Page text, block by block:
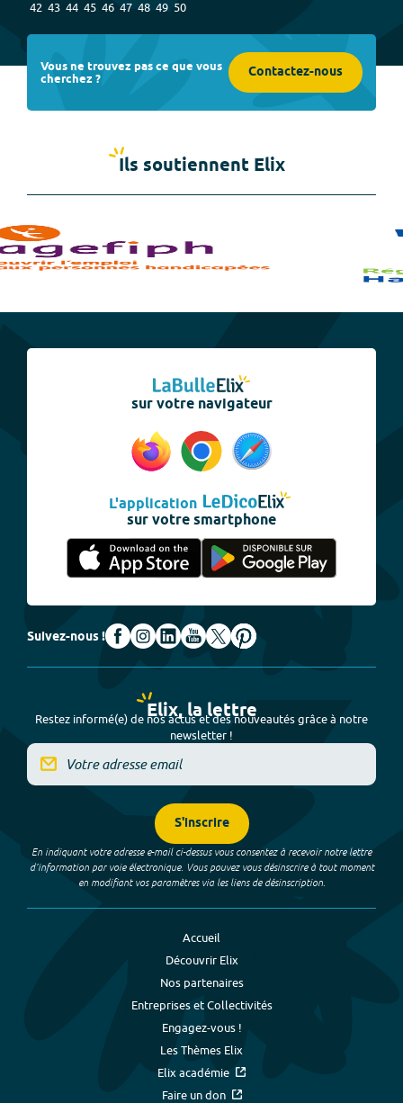
42 43 44 45 46 47 48 49 50
Vous ne trouvez pas ce que vous
cherchez ? Contactez-nous
Ils soutiennent Elix
sur votre navigateur
L'application
sur votre smartphone
Suivez-nous !
Elix, la lettre
Restez informé(e) de nos actus et des nouveautés grâce à notre
newsletter !
S'inscrire
En indiquant votre adresse e-mail ci-dessus vous consentez à recevoir notre lettre
d’information par voie électronique. Vous pouvez vous désinscrire à tout moment
en modifiant vos paramètres via les liens de désinscription.
Accueil
Découvrir Elix
Nos partenaires
Entreprises et Collectivités
Engagez-vous !
Les Thèmes Elix
Elix académie
Faire un don